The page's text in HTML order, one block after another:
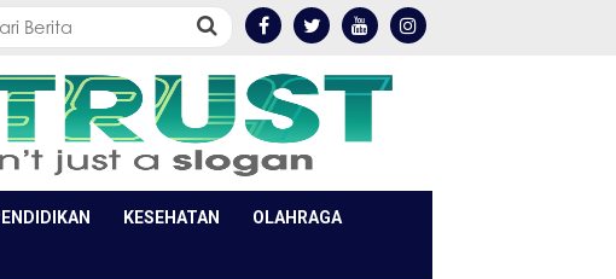
KESEHATAN OLAHRAGA